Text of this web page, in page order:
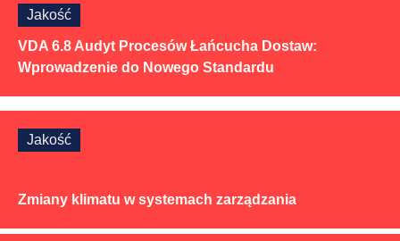
Jakość
VDA 6.8 Audyt Procesów Łańcucha Dostaw:
Wprowadzenie do Nowego Standardu
Jakość
Zmiany klimatu w systemach zarządzania